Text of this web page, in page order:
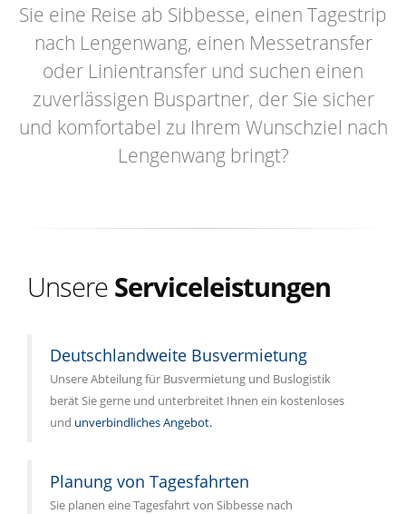
Sie eine Reise ab Sibbesse, einen Tagestrip
nach Lengenwang, einen Messetransfer
oder Linientransfer und suchen einen
zuverlässigen Buspartner, der Sie sicher
und komfortabel zu Ihrem Wunschziel nach
Lengenwang bringt?
Unsere Serviceleistungen
Deutschlandweite Busvermietung
Unsere Abteilung für Busvermietung und Buslogistik
berät Sie gerne und unterbreitet Ihnen ein kostenloses
und unverbindliches Angebot.
Planung von Tagesfahrten
Sie planen eine Tagesfahrt von Sibbesse nach